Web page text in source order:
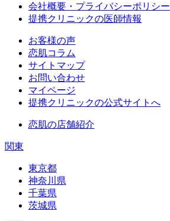
会社概要・プライバシーポリシー
提携クリニックの医師情報
お客様の声
恋肌コラム
サイトマップ
お問い合わせ
マイページ
提携クリニックの公式サイトへ
恋肌の店舗紹介
関東
東京都
神奈川県
千葉県
茨城県